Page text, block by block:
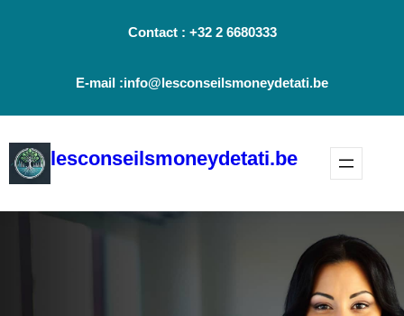
Contact : +32 2 6680333
E-mail :info@lesconseilsmoneydetati.be
lesconseilsmoneydetati.be